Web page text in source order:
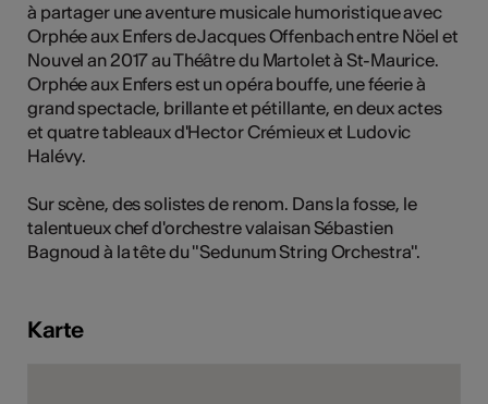
à partager une aventure musicale humoristique avec
Orphée aux Enfers de Jacques Offenbach entre Nöel et
Nouvel an 2017 au Théâtre du Martolet à St-Maurice.
Orphée aux Enfers est un opéra bouffe, une féerie à
grand spectacle, brillante et pétillante, en deux actes
et quatre tableaux d'Hector Crémieux et Ludovic
Halévy.
Sur scène, des solistes de renom. Dans la fosse, le
talentueux chef d'orchestre valaisan Sébastien
Bagnoud à la tête du "Sedunum String Orchestra".
Karte